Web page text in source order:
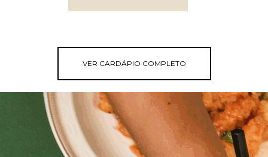
VER CARDÁPIO COMPLETO